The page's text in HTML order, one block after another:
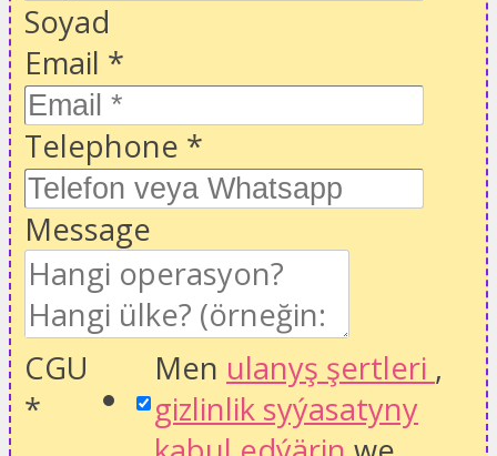
Soyad
Email *
Telephone *
Message
CGU
*
Men ulanyş şertleri ,
gizlinlik syýasatyny